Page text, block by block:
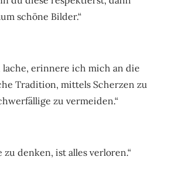
schöne Bilder.“
erinnere ich mich an die
Tradition, mittels Scherzen zu
zu vermeiden.“
zu denken, ist alles verloren.“